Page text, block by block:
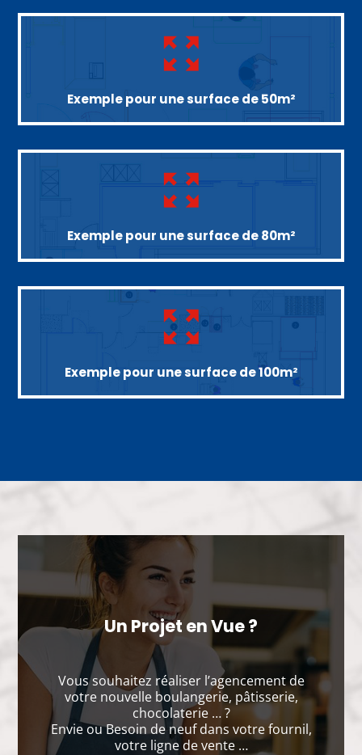
Exemple pour une surface de 50m²
Exemple pour une surface de 80m²
Exemple pour une surface de 100m²
Un Projet en Vue ?
Vous souhaitez réaliser l’agencement de
votre nouvelle boulangerie, pâtisserie,
chocolaterie … ?
Envie ou Besoin de neuf dans votre fournil,
votre ligne de vente …